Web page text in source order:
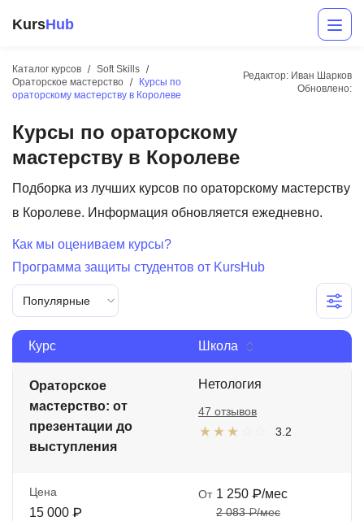
KursHub
Каталог курсов
Soft Skills
Ораторское мастерство
Курсы по
ораторскому мастерству в Королеве
Редактор: Иван Шарков
Обновлено:
Курсы по ораторскому
мастерству в Королеве
Подборка из лучших курсов по ораторскому мастерству
в Королеве. Информация обновляется ежедневно.
Как мы оцениваем курсы?
Программа защиты студентов от KursHub
Популярные
Курс Школа
Ораторское
мастерство: от
презентации до
выступления
Нетология
3.2
47 отзывов
Цена
15 000 ₽
От 1 250 ₽/мес
2 083 ₽/мес
Разработка
Маркетинг
Дизайн
Аналитика
Менеджмент
Иностранные языки
Soft Skills
ДПО
Акции и промокоды